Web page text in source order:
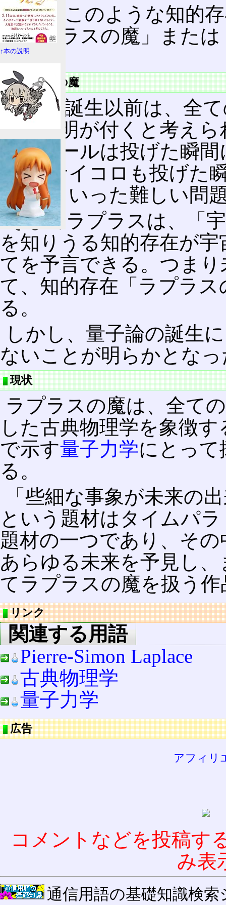
以後、このような知的
「ラプラスの魔」また
いる。
ラプラスの魔
量子論 誕生以前は、全
学で説明が付くと考え
と、ボールは投げた瞬
か?、サイコロも投げた
か?、といった難しい問
そしてラプラスは、「
を知りうる知的存在が
てを予言できる。つま
て、知的存在「ラプラ
る。
しかし、量子論の誕生
ないことが明らかとな
現状
ラプラスの魔は、全て
した古典物理学を象徴
で示す量子力学にとって
る。
「些細な事象が未来の
という題材はタイムパ
題材の一つであり、そ
あらゆる未来を予見し
てラプラスの魔を扱う
リンク
関連する用語
Pierre-Simon Laplace
古典物理学
量子力学
広告
アフィリ
コメントなどを投稿す
み表
通信用語の基礎知識検索
↑本の説明